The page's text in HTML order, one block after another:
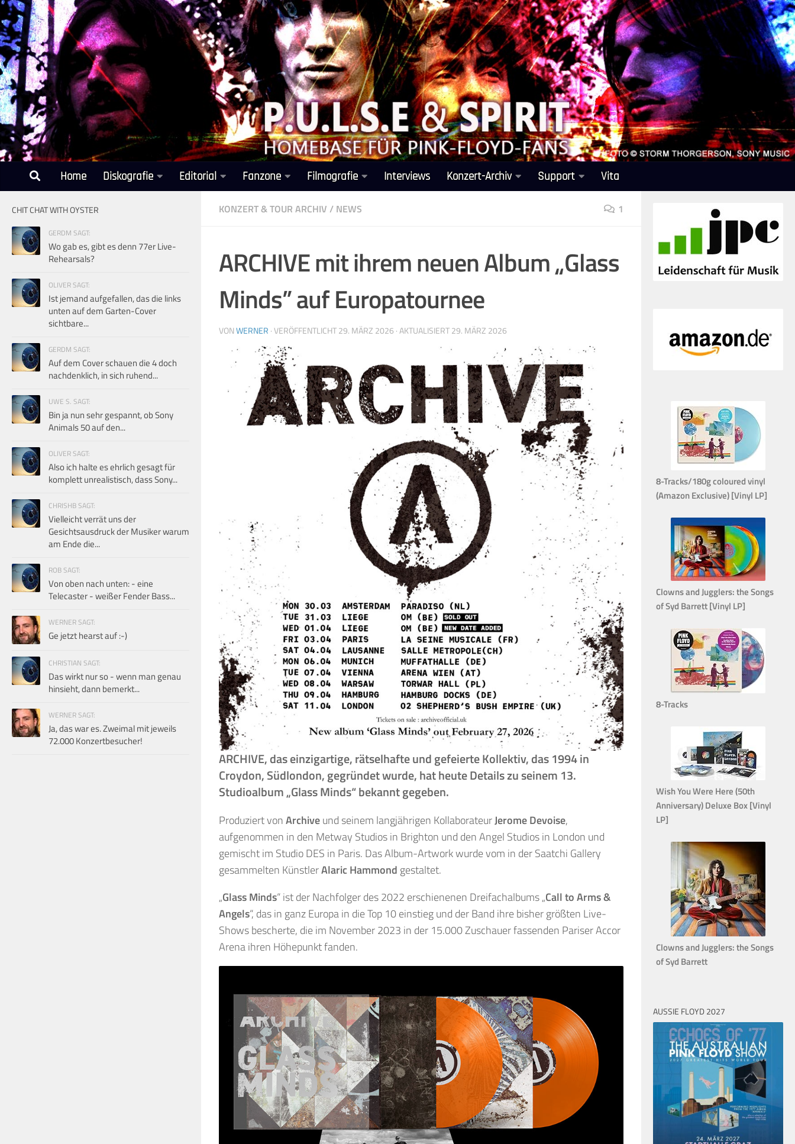
Unter dem Inhalt
Home Diskografie Editorial Fanzone Filmografie Interviews Konzert-Archiv Support Vita
KONZERT & TOUR ARCHIV / NEWS 1
ARCHIVE mit ihrem neuen Album „Glass
Minds” auf Europatournee
VONWERNER · VERÖFFENTLICHT29. MÄRZ 2026 · AKTUALISIERT29. MÄRZ 2026
ARCHIVE, das einzigartige, rätselhafte und gefeierte Kollektiv, das 1994 in
Croydon, Südlondon, gegründet wurde, hat heute Details zu seinem 13.
Studioalbum „Glass Minds“ bekannt gegeben.
Produziert vonArchiveund seinem langjährigen KollaborateurJerome Devoise,
aufgenommen in den Metway Studios in Brighton und den Angel Studios in London und
gemischt im Studio DES in Paris. Das Album-Artwork wurde vom in der Saatchi Gallery
gesammelten KünstlerAlaric Hammond gestaltet.
„Glass Minds“ ist der Nachfolger des 2022 erschienenen Dreifachalbums „Call to Arms &
Angels“, das in ganz Europa in die Top 10 einstieg und der Band ihre bisher größten Live-
Shows bescherte, die im November 2023 in der 15.000 Zuschauer fassenden Pariser Accor
Arena ihren Höhepunkt fanden.
CHIT CHAT WITH OYSTER
GERDM SAGT:
Wo gab es, gibt es denn 77er Live-
Rehearsals?
OLIVER SAGT:
Ist jemand aufgefallen, das die links
unten auf dem Garten-Cover
sichtbare...
GERDM SAGT:
Auf dem Cover schauen die 4 doch
nachdenklich, in sich ruhend...
UWE S. SAGT:
Bin ja nun sehr gespannt, ob Sony
Animals 50 auf den...
OLIVER SAGT:
Also ich halte es ehrlich gesagt für
komplett unrealistisch, dass Sony...
CHRISHB SAGT:
Vielleicht verrät uns der
Gesichtsausdruck der Musiker warum
am Ende die...
ROB SAGT:
Von oben nach unten: - eine
Telecaster - weißer Fender Bass...
WERNER SAGT:
Ge jetzt hearst auf :-)
CHRISTIAN SAGT:
Das wirkt nur so - wenn man genau
hinsieht, dann bemerkt...
WERNER SAGT:
Ja, das war es. Zweimal mit jeweils
72.000 Konzertbesucher!
8-Tracks/180g coloured vinyl
(Amazon Exclusive) [Vinyl LP]
Clowns and Jugglers: the Songs
of Syd Barrett [Vinyl LP]
8-Tracks
Wish You Were Here (50th
Anniversary) Deluxe Box [Vinyl
LP]
Clowns and Jugglers: the Songs
of Syd Barrett
AUSSIE FLOYD 2027